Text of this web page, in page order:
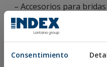
Consentimiento
– Accesorios para bridas
colores,base de dos
identificación